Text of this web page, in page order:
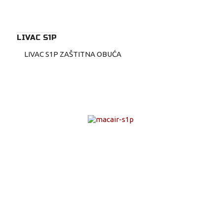
LIVAC S1P
LIVAC S1P ZAŠTITNA OBUĆA